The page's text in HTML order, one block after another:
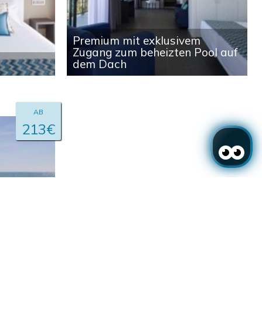
Premium mit exklusivem
Zugang zum beheizten Pool auf
dem Dach
AB
213€